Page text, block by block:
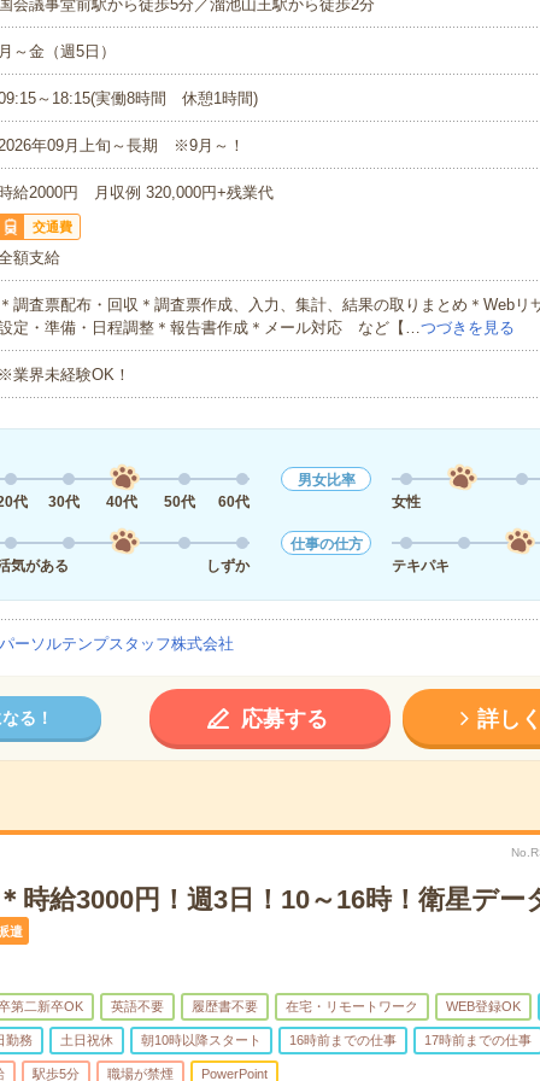
会議事堂前駅から徒歩5分／溜池山王駅から徒歩2分
～金（週5日）
～18:15(実働8時間 休憩1時間)
年09月上旬～長期 ※9月～！
給2000円 月収例 320,000円+残業代
交通費
額支給
調査票配布・回収＊調査票作成、入力、集計、結果の取りまとめ＊Webリ
定・準備・日程調整＊報告書作成＊メール対応 など【…つづきを見る
業界未経験OK！
代 30代 40代 50代 60代
男女比率
女性
気がある しずか
仕事の仕方
テキパキ
パーソルテンプスタッフ株式会社
る！ 応募する 詳し
時給3000円！週3日！10～16時！衛星デー
遣
第二新卒OK 英語不要 履歴書不要 在宅・リモートワーク WEB登録OK
勤務 土日祝休 朝10時以降スタート 16時前までの仕事 17時前までの仕事
駅歩5分 職場が禁煙 PowerPoint